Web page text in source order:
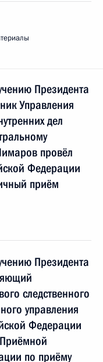
Президента
Управления
дел
провёл
Федерации
приём
Президента
следственного
управления
Федерации
по приёму